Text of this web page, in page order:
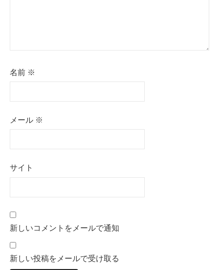
名前 ※
メール ※
サイト
新しいコメントをメールで通知
新しい投稿をメールで受け取る